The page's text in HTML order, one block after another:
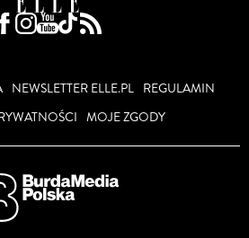
NEWSLETTER ELLE.PL
REGULAMIN
MOJE ZGODY